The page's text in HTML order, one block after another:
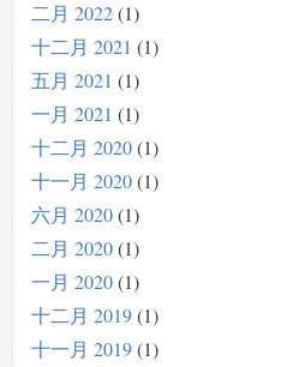
二月 2022 1
十二月 2021
1
五月 2021
1
一月 2021
1
十二月 2020 1
十一月 2020 1
六月 2020 1
二月 2020 1
一月 2020 1
十二月 2019 1
十一月 2019 1